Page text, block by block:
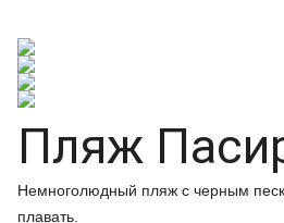
Пляж
Немноголюдный пляж с черным
плавать.